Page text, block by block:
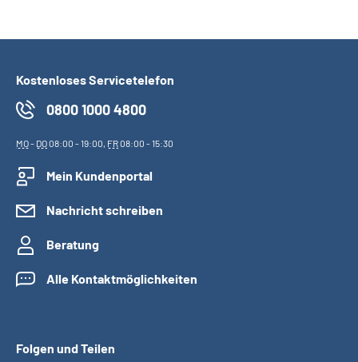
Kostenloses Servicetelefon
0800 1000 4800
MO- DO08:00 - 19:00, FR08:00 - 15:30
Mein Kundenportal
Nachricht schreiben
Beratung
Alle Kontaktmöglichkeiten
Folgen und Teilen